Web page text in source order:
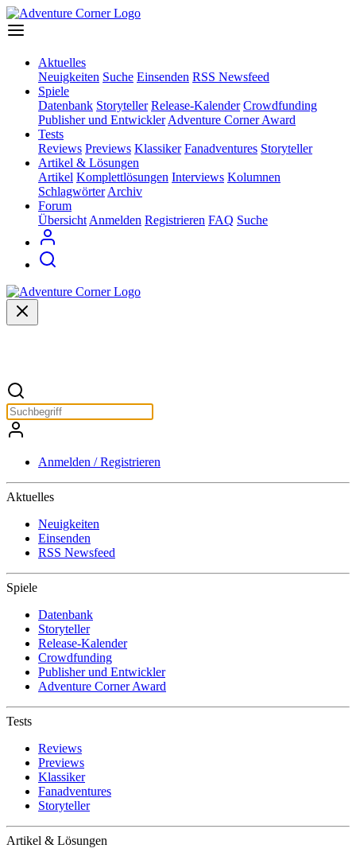
Aktuelles
Neuigkeiten Suche Einsenden RSS Newsfeed
Spiele
Datenbank Storyteller Release-Kalender Crowdfunding
Publisher und Entwickler Adventure Corner Award
Tests
Reviews Previews Klassiker Fanadventures Storyteller
Artikel & Lösungen
Artikel Komplettlösungen Interviews Kolumnen
Schlagwörter Archiv
Forum
Übersicht Anmelden Registrieren FAQ Suche
Anmelden / Registrieren
Aktuelles
Neuigkeiten
Einsenden
RSS Newsfeed
Spiele
Datenbank
Storyteller
Release-Kalender
Crowdfunding
Publisher und Entwickler
Adventure Corner Award
Tests
Reviews
Previews
Klassiker
Fanadventures
Storyteller
Artikel & Lösungen